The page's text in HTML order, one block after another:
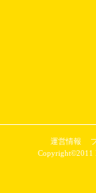
運営情報
Copyright©2011